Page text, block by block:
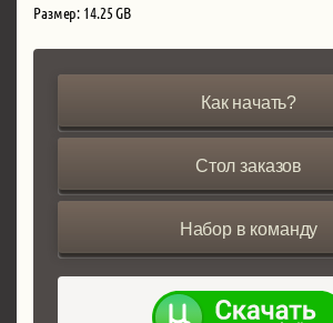
Размер: 14.25 GB
Как начать?
Стол заказов
Набор в команду